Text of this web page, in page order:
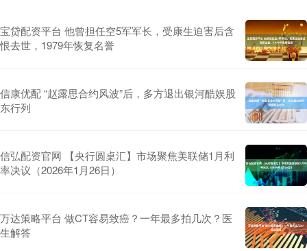
宝贷配资平台 他曾担任空5军军长，受康生迫害后含
恨去世，1979年恢复名誉
信康优配 “赵露思合约风波”后，多方退出银河酷娱股
东行列
信弘配资官网 【央行圆桌汇】市场聚焦美联储1月利
率决议（2026年1月26日）
万达策略平台 做CT容易致癌？一年最多拍几次？医
生解答